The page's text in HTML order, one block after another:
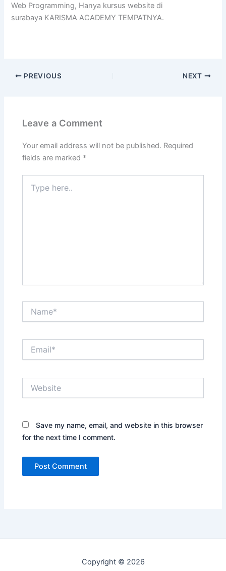
Web Programming, Hanya kursus website di
surabaya KARISMA ACADEMY TEMPATNYA.
PREVIOUS NEXT
Leave a Comment
Your email address will not be published. Required
fields are marked *
here..
Save my name, email, and website in this browser
for the next time I comment.
Copyright © 2026